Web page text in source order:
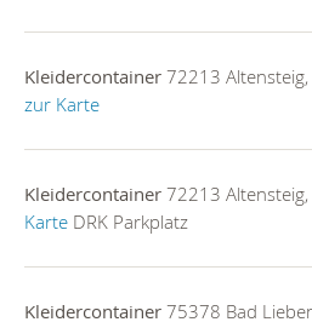
Kleidercontainer 72213
zur Karte
Kleidercontainer 72213
Karte DRK Parkplatz
Kleidercontainer 75378 Bad